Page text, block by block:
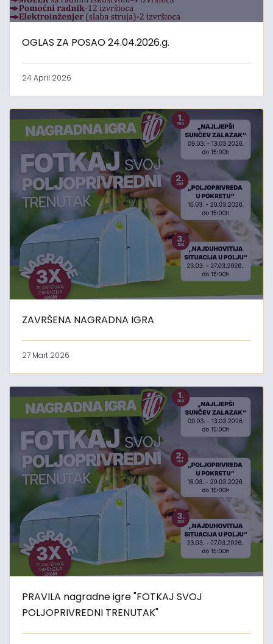
OGLAS ZA POSAO 24.04.2026.g.
24 April 2026
ZAVRŠENA NAGRADNA IGRA
27 Mart 2026
PRAVILA nagradne igre "FOTKAJ SVOJ
POLJOPRIVREDNI TRENUTAK"